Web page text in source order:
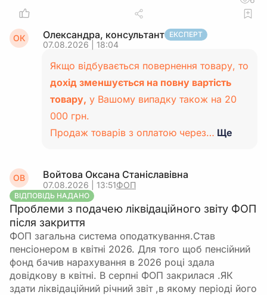
ОК Олександра, консультант ЕКСПЕРТ
07.08.2026 | 18:04
Якщо відбувається повернення товару, то
дохід зменшується на повну вартість
товару, у Вашому випадку також на 20
000 грн.
Продаж товарів з оплатою через… Ще
ОВ Войтова Оксана Станіславівна
07.08.2026 | 13:51ФОП
ВІДПОВІДЬ НАДАНО
Проблеми з подачею ліквідаційного звіту ФОП
після закриття
ФОП загальна система оподаткування.Став
пенсіонером в квітні 2026. Для того щоб пенсійний
фонд бачив нарахування в 2026 році здала
довідкову в квітні. В серпні ФОП закрилася .ЯК
здати ліквідаційний річний звіт ,в якому періоді його